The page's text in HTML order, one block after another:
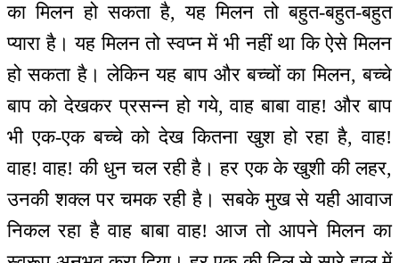
का मिलन हो सकता है, यह मिलन तो बहुत-बहुत-बहुत
प्यारा है। यह मिलन तो स्वप्न में भी नहीं था कि ऐसे मिलन
हो सकता है। लेकिन यह बाप और बच्चों का मिलन, बच्चे
बाप को देखकर प्रसन्न हो गये, वाह बाबा वाह! और बाप
भी एक-एक बच्चे को देख कितना खुश हो रहा है, वाह!
वाह! वाह! की धुन चल रही है। हर एक के खुशी की लहर,
उनकी शक्ल पर चमक रही है। सबके मुख से यही आवाज
निकल रहा है वाह बाबा वाह! आज तो आपने मिलन का